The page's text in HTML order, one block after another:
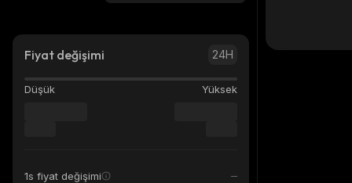
Fiyat değişimi 24H
Düşük Yüksek
1s fiyat değişimi